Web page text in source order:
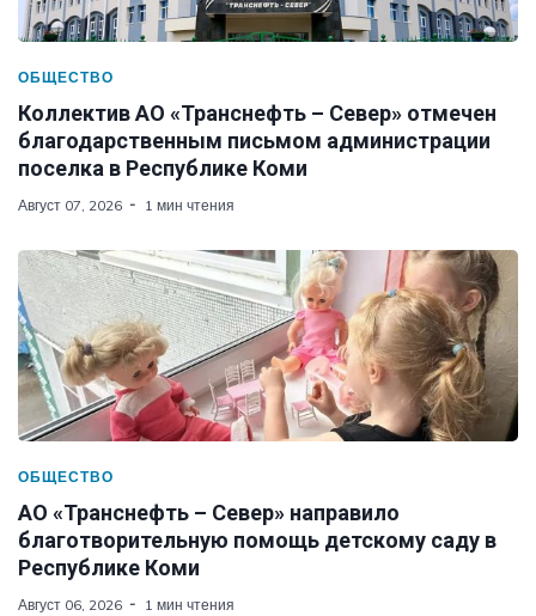
ОБЩЕСТВО
Коллектив АО «Транснефть – Север» отмечен
благодарственным письмом администрации
поселка в Республике Коми
Август 07, 2026 1 мин чтения
ОБЩЕСТВО
АО «Транснефть – Север» направило
благотворительную помощь детскому саду в
Республике Коми
Август 06, 2026 1 мин чтения